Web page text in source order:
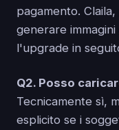
pagamento.
generare
l'upgrade in
Q2. Posso
Tecnicamente sì,
esplicito se i